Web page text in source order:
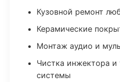
Кузовной ремонт
Керамические
Монтаж аудио и
Чистка инжектора и
системы